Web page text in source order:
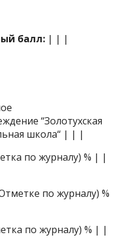
балл: | | |
“Золотухская
школа“ | | |
по журналу) % | |
по журналу) %
по журналу) % | |